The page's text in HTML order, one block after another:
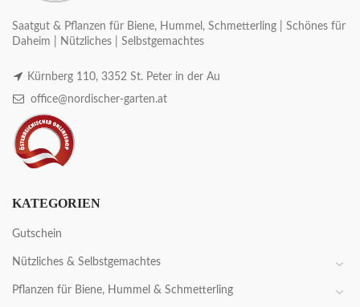
Saatgut & Pflanzen für Biene, Hummel, Schmetterling | Schönes für
Daheim | Nützliches | Selbstgemachtes
Kürnberg 110, 3352 St. Peter in der Au
office@nordischer-garten.at
KATEGORIEN
Gutschein
Nützliches & Selbstgemachtes
Pflanzen für Biene, Hummel & Schmetterling